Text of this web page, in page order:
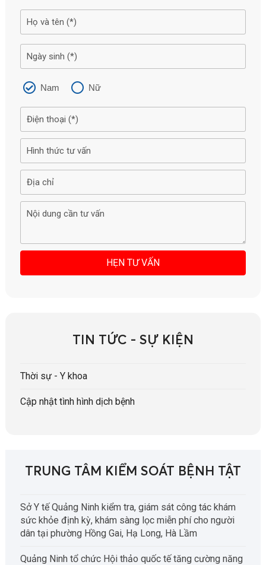
Nam Nữ
TIN TỨC - SỰ KIỆN
Thời sự - Y khoa
Cập nhật tình hình dịch bệnh
TRUNG TÂM KIỂM SOÁT BỆNH TẬT
Sở Y tế Quảng Ninh kiểm tra, giám sát công tác khám
sức khỏe định kỳ, khám sàng lọc miễn phí cho người
dân tại phường Hồng Gai, Hạ Long, Hà Lầm
Quảng Ninh tổ chức Hội thảo quốc tế tăng cường năng